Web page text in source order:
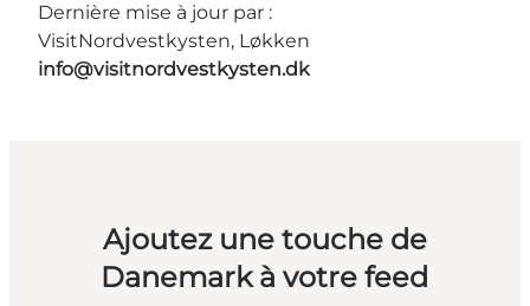
Dernière mise à jour par :
VisitNordvestkysten, Løkken
info@visitnordvestkysten.dk
Ajoutez une touche de
Danemark à votre feed